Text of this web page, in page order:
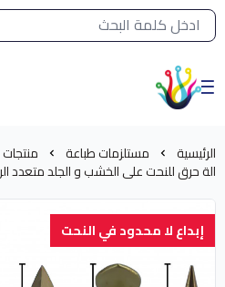
القائمة الرئيسية لمتجر الشرق النادر
الشرق النادر بيع
الرئيسية مستلزمات طباعة
الة حرق للنحت على الخشب و الجلد متعدد
إبداع لا محدود في النحت